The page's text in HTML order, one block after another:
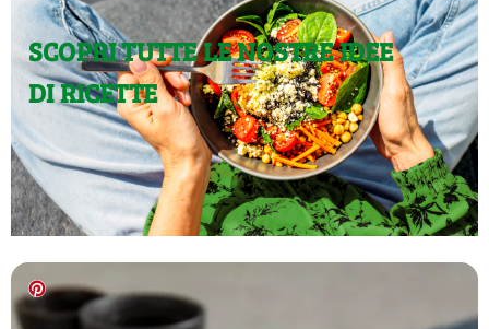
SCOPRI TUTTE LE NOSTRE IDEE
DI RICETTE